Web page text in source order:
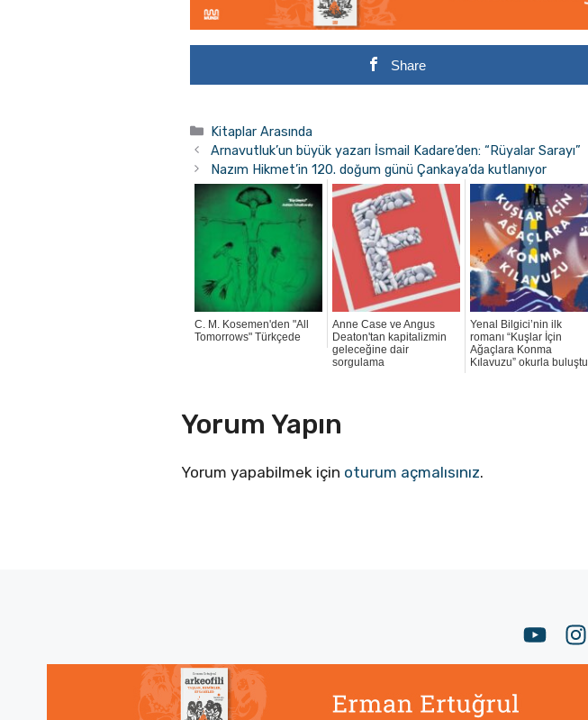
Share
Kategoriler
Kitaplar Arasında
Arnavutluk’un büyük yazarı İsmail Kadare’den: “Rüyalar Sarayı”
Nazım Hikmet’in 120. doğum günü Çankaya’da kutlanıyor
C. M. Kosemen'den "All
Tomorrows" Türkçede
Anne Case ve Angus
Deaton'tan kapitalizmin
geleceğine dair
sorgulama
Yenal Bilgici’nin ilk
romanı “Kuşlar İçin
Ağaçlara Konma
Kılavuzu” okurla buluştu
Yorum Yapın
Yorum yapabilmek için oturum açmalısınız.